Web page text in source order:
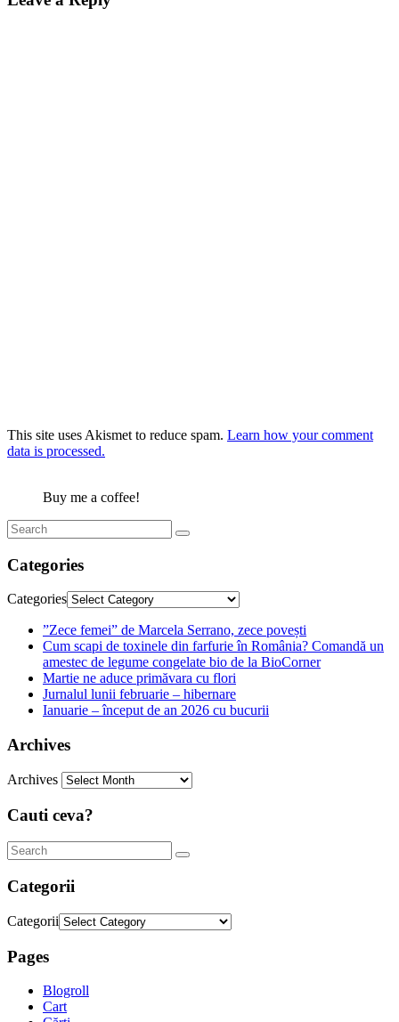
This site uses Akismet to reduce spam. Learn how your comment
data is processed.
Buy me a coffee!
Categories
Categories
”Zece femei” de Marcela Serrano, zece povești
Cum scapi de toxinele din farfurie în România? Comandă un
amestec de legume congelate bio de la BioCorner
Martie ne aduce primăvara cu flori
Jurnalul lunii februarie – hibernare
Ianuarie – început de an 2026 cu bucurii
Archives
Archives
Cauti ceva?
Categorii
Categorii
Pages
Blogroll
Cart